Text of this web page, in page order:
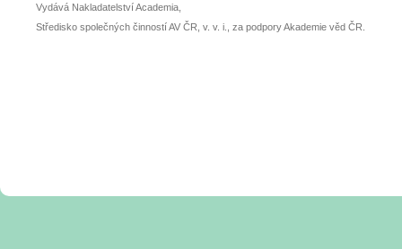
Vydává Nakladatelství Academia,
Středisko společných činností AV ČR, v. v. i., za podpory Akademie věd ČR.